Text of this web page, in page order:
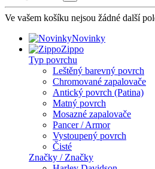
Ve vašem košíku nejsou žádné další
Novinky
Zippo
Typ povrchu
Leštěný barevný povrch
Chromované zapalovače
Antický povrch (Patina)
Matný povrch
Mosazné zapalovače
Pancer / Armor
Vystoupený povrch
Čisté
Značky / Značky